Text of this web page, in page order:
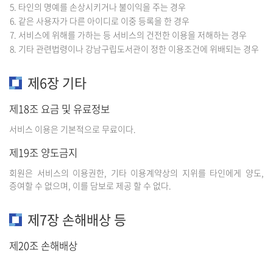
타인의 명예를 손상시키거나 불이익을 주는 경우
같은 사용자가 다른 아이디로 이중 등록을 한 경우
서비스에 위해를 가하는 등 서비스의 건전한 이용을 저해하는 경우
기타 관련법령이나 강남구립도서관이 정한 이용조건에 위배되는 경우
제6장 기타
제18조 요금 및 유료정보
서비스 이용은 기본적으로 무료이다.
제19조 양도금지
회원은 서비스의 이용권한, 기타 이용계약상의 지위를 타인에게 양도,
증여할 수 없으며, 이를 담보로 제공 할 수 없다.
제7장 손해배상 등
제20조 손해배상